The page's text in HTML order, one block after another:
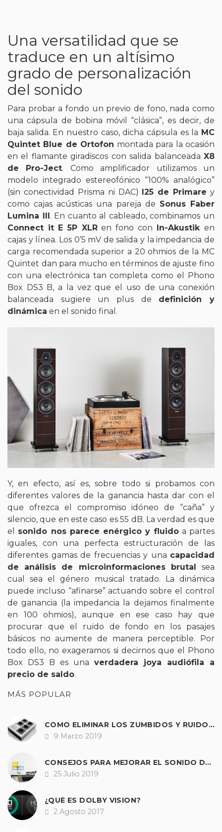
Una versatilidad que se
traduce en un altísimo
grado de personalización
del sonido
Para probar a fondo un previo de fono, nada como
una cápsula de bobina móvil “clásica”, es decir, de
baja salida. En nuestro caso, dicha cápsula es la MC
Quintet Blue de Ortofon montada para la ocasión
en el flamante giradiscos con salida balanceada X8
de Pro-Ject. Como amplificador utilizamos un
modelo integrado estereofónico “100% analógico”
(sin conectividad Prisma ni DAC)
I25 de Primare y
como cajas acústicas una pareja de Sonus Faber
Lumina III . En cuanto al cableado, combinamos un
Connect it E 5P XLRen fono con In-Akustiken
cajas y línea. Los 0’5 mV de salida y la impedancia de
carga recomendada superior a 20 ohmios de la MC
Quintet dan para mucho en términos de ajuste fino
con una electrónica tan completa como el Phono
Box DS3 B, a la vez que el uso de una conexión
balanceada sugiere un plus de definición y
dinámica en el sonido final.
Y, en efecto, así es, sobre todo si probamos con
diferentes valores de la ganancia hasta dar con el
que ofrezca el compromiso idóneo de “caña” y
silencio, que en este caso es 55 dB. La verdad es que
el sonido nos parece enérgico y fluidoa partes
iguales, con una perfecta estructuración de las
diferentes gamas de frecuencias y una capacidad
de análisis de microinformaciones brutal sea
cual sea el género musical tratado. La dinámica
puede incluso “afinarse” actuando sobre el control
de ganancia (la impedancia la dejamos finalmente
en 100 ohmios), aunque en ese caso hay que
procurar que el ruido de fondo en los pasajes
básicos no aumente de manera perceptible. Por
todo ello, no exageramos si decirnos que el Phono
Box DS3 B es una verdadera joya audiófila a
precio de saldo.
MÁS POPULAR
CÓMO ELIMINAR LOS ZUMBIDOS Y RUIDOS DE NUESTRO EQUIPO DE SONIDO.
Fecha
9 Marzo 2019
CONSEJOS PARA MEJORAR EL SONIDO DE CUALQUIER TOCADISCOS
Fecha
25 Julio 2019
¿QUÉ ES DOLBY VISION?
Fecha
2 Agosto 2017